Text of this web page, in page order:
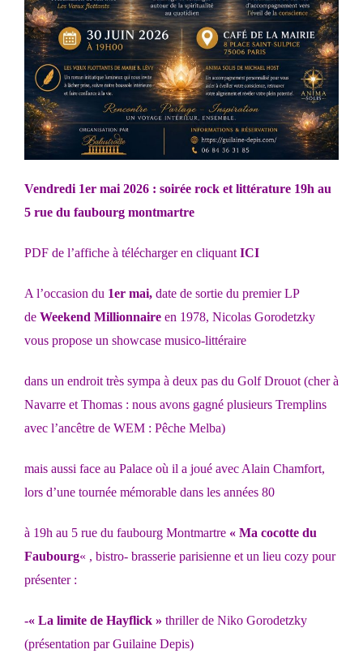
Vendredi 1er mai 2026 : soirée rock et littérature 19h au
5 rue du faubourg montmartre
PDF de l’affiche à télécharger en cliquant ICI
A l’occasion du 1er mai, date de sortie du premier LP
de Weekend Millionnaire en 1978, Nicolas Gorodetzky
vous propose un showcase musico-littéraire
dans un endroit très sympa à deux pas du Golf Drouot (cher à
Navarre et Thomas : nous avons gagné plusieurs Tremplins
avec l’ancêtre de WEM : Pêche Melba)
mais aussi face au Palace où il a joué avec Alain Chamfort,
lors d’une tournée mémorable dans les années 80
à 19h au 5 rue du faubourg Montmartre « Ma cocotte du
Faubourg« , bistro- brasserie parisienne et un lieu cozy pour
présenter :
-« La limite de Hayflick » thriller de Niko Gorodetzky
(présentation par Guilaine Depis)